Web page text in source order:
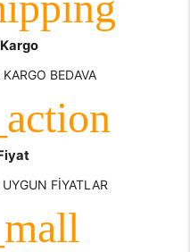
BEDAVA
FİYATLAR